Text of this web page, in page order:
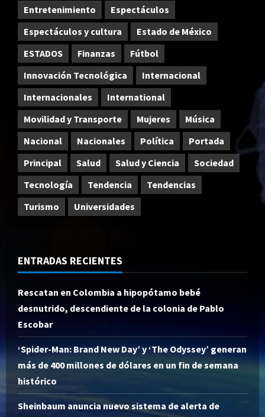
Entretenimiento
Espectáculos
Espectáculos y cultura
Estado de México
ESTADOS
Finanzas
Fútbol
Innovación Tecnológica
Internacional
Internacionales
International
Movilidad y Transporte
Mujeres
Música
Nacional
Nacionales Política
Portada
Principal
Salud Salud y Ciencia
Sociedad
Tecnología
Tendencia
Tendencias
Turismo
Universidades
ENTRADAS RECIENTES
Rescatan en Colombia a hipopótamo bebé
desnutrido, descendiente de la colonia de Pablo
Escobar
‘Spider-Man: Brand New Day’ y ‘The Odyssey’ generan
más de 400 millones de dólares en un fin de semana
histórico
Sheinbaum anuncia nuevo sistema de alerta de